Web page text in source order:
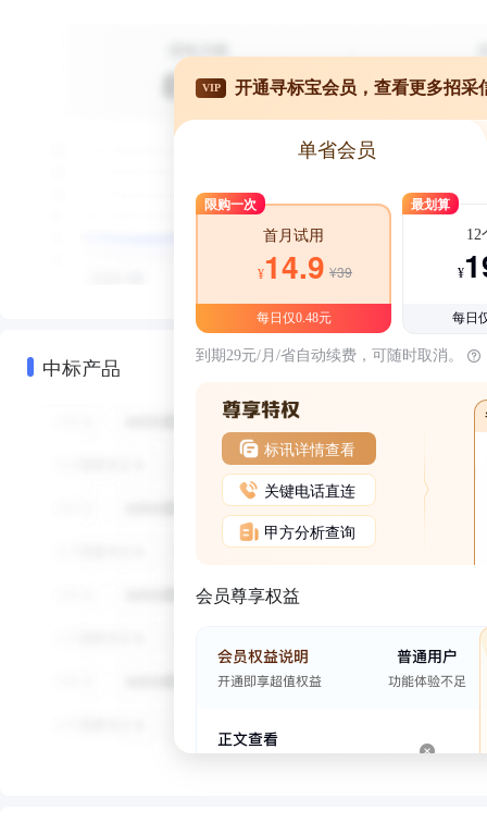
中标产品
VIP 开通寻标宝会员，查看更多招采
单省会员
限购一次
首月试用
¥14.9 ¥39
每日仅0.48元
最划算
12
¥
每日
到期29元/月/省自动续费，可随时取消。
标讯详情查看
关键电话直连
甲方分析查询
会员尊享权益